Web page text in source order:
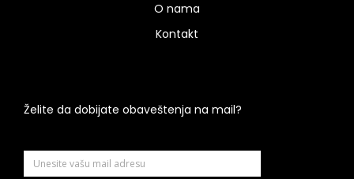
O nama
Kontakt
Želite da dobijate obaveštenja na mail?